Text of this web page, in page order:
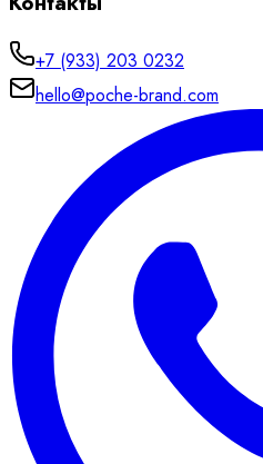
+7 (933) 203 0232
hello@poche-brand.com